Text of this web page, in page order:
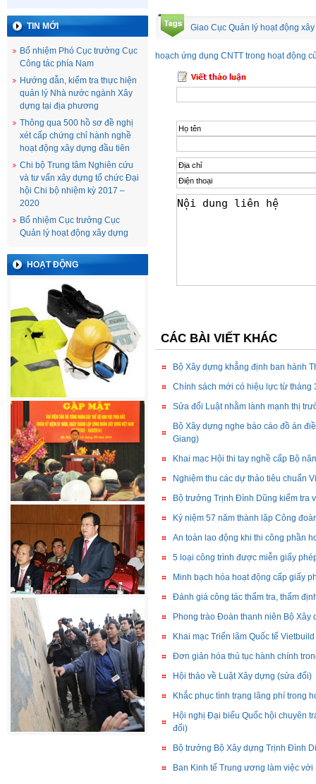
TIN MỚI
Bổ nhiệm Phó Cục trưởng Cục
Công tác phía Nam
Hướng dẫn, kiểm tra thực hiện
quản lý Nhà nước ngành Xây
dựng tại địa phương
Thông qua 500 hồ sơ đề nghị
xét cấp chứng chỉ hành nghề
hoạt động xây dựng đầu tiên
Chi bộ Trung tâm Nghiên cứu
và tư vấn xây dựng tổ chức Đại
hội Chi bộ nhiệm kỳ 2017 –
2020
Bổ nhiệm Cục trưởng Cục
Quản lý hoạt động xây dựng
HOẠT ĐỘNG
Giao Cục Quản lý hoạt động
hoạch ứng dụng CNTT trong hoạt động
CÁC BÀI VIẾT KHÁC
Bộ Xây dựng khẳng định ban hành
Chính sách mới có hiệu lực từ tháng
Sửa đổi Luật nhằm lành mạnh thị
Bộ Xây dựng nghe báo cáo đồ án
Giang)
Khai mạc Hội thi tay nghề cấp Bộ
Nghiệm thu các dự thảo tiêu chuẩn
Bộ trưởng Trịnh Đình Dũng kiểm tra
Kỷ niệm 57 năm thành lập Công
An toàn lao động khi thi công phần
5 loại công trình được miễn giấy
Minh bạch hóa hoạt động cấp giấy
Đánh giá công tác thẩm tra, thẩm
Phong trào Đoàn thanh niên Bộ
Khai mạc Triển lãm Quốc tế
Đơn giản hóa thủ tục hành chính
Hội thảo về Luật Xây dựng (sửa đổi)
Khắc phục tình trạng lãng phí trong
Hội nghị Đại biểu Quốc hội chuyên
đổi)
Bộ trưởng Bộ Xây dựng Trịnh Đình
Ban Kinh tế Trung ương làm việc với